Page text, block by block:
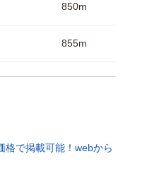
850m
855m